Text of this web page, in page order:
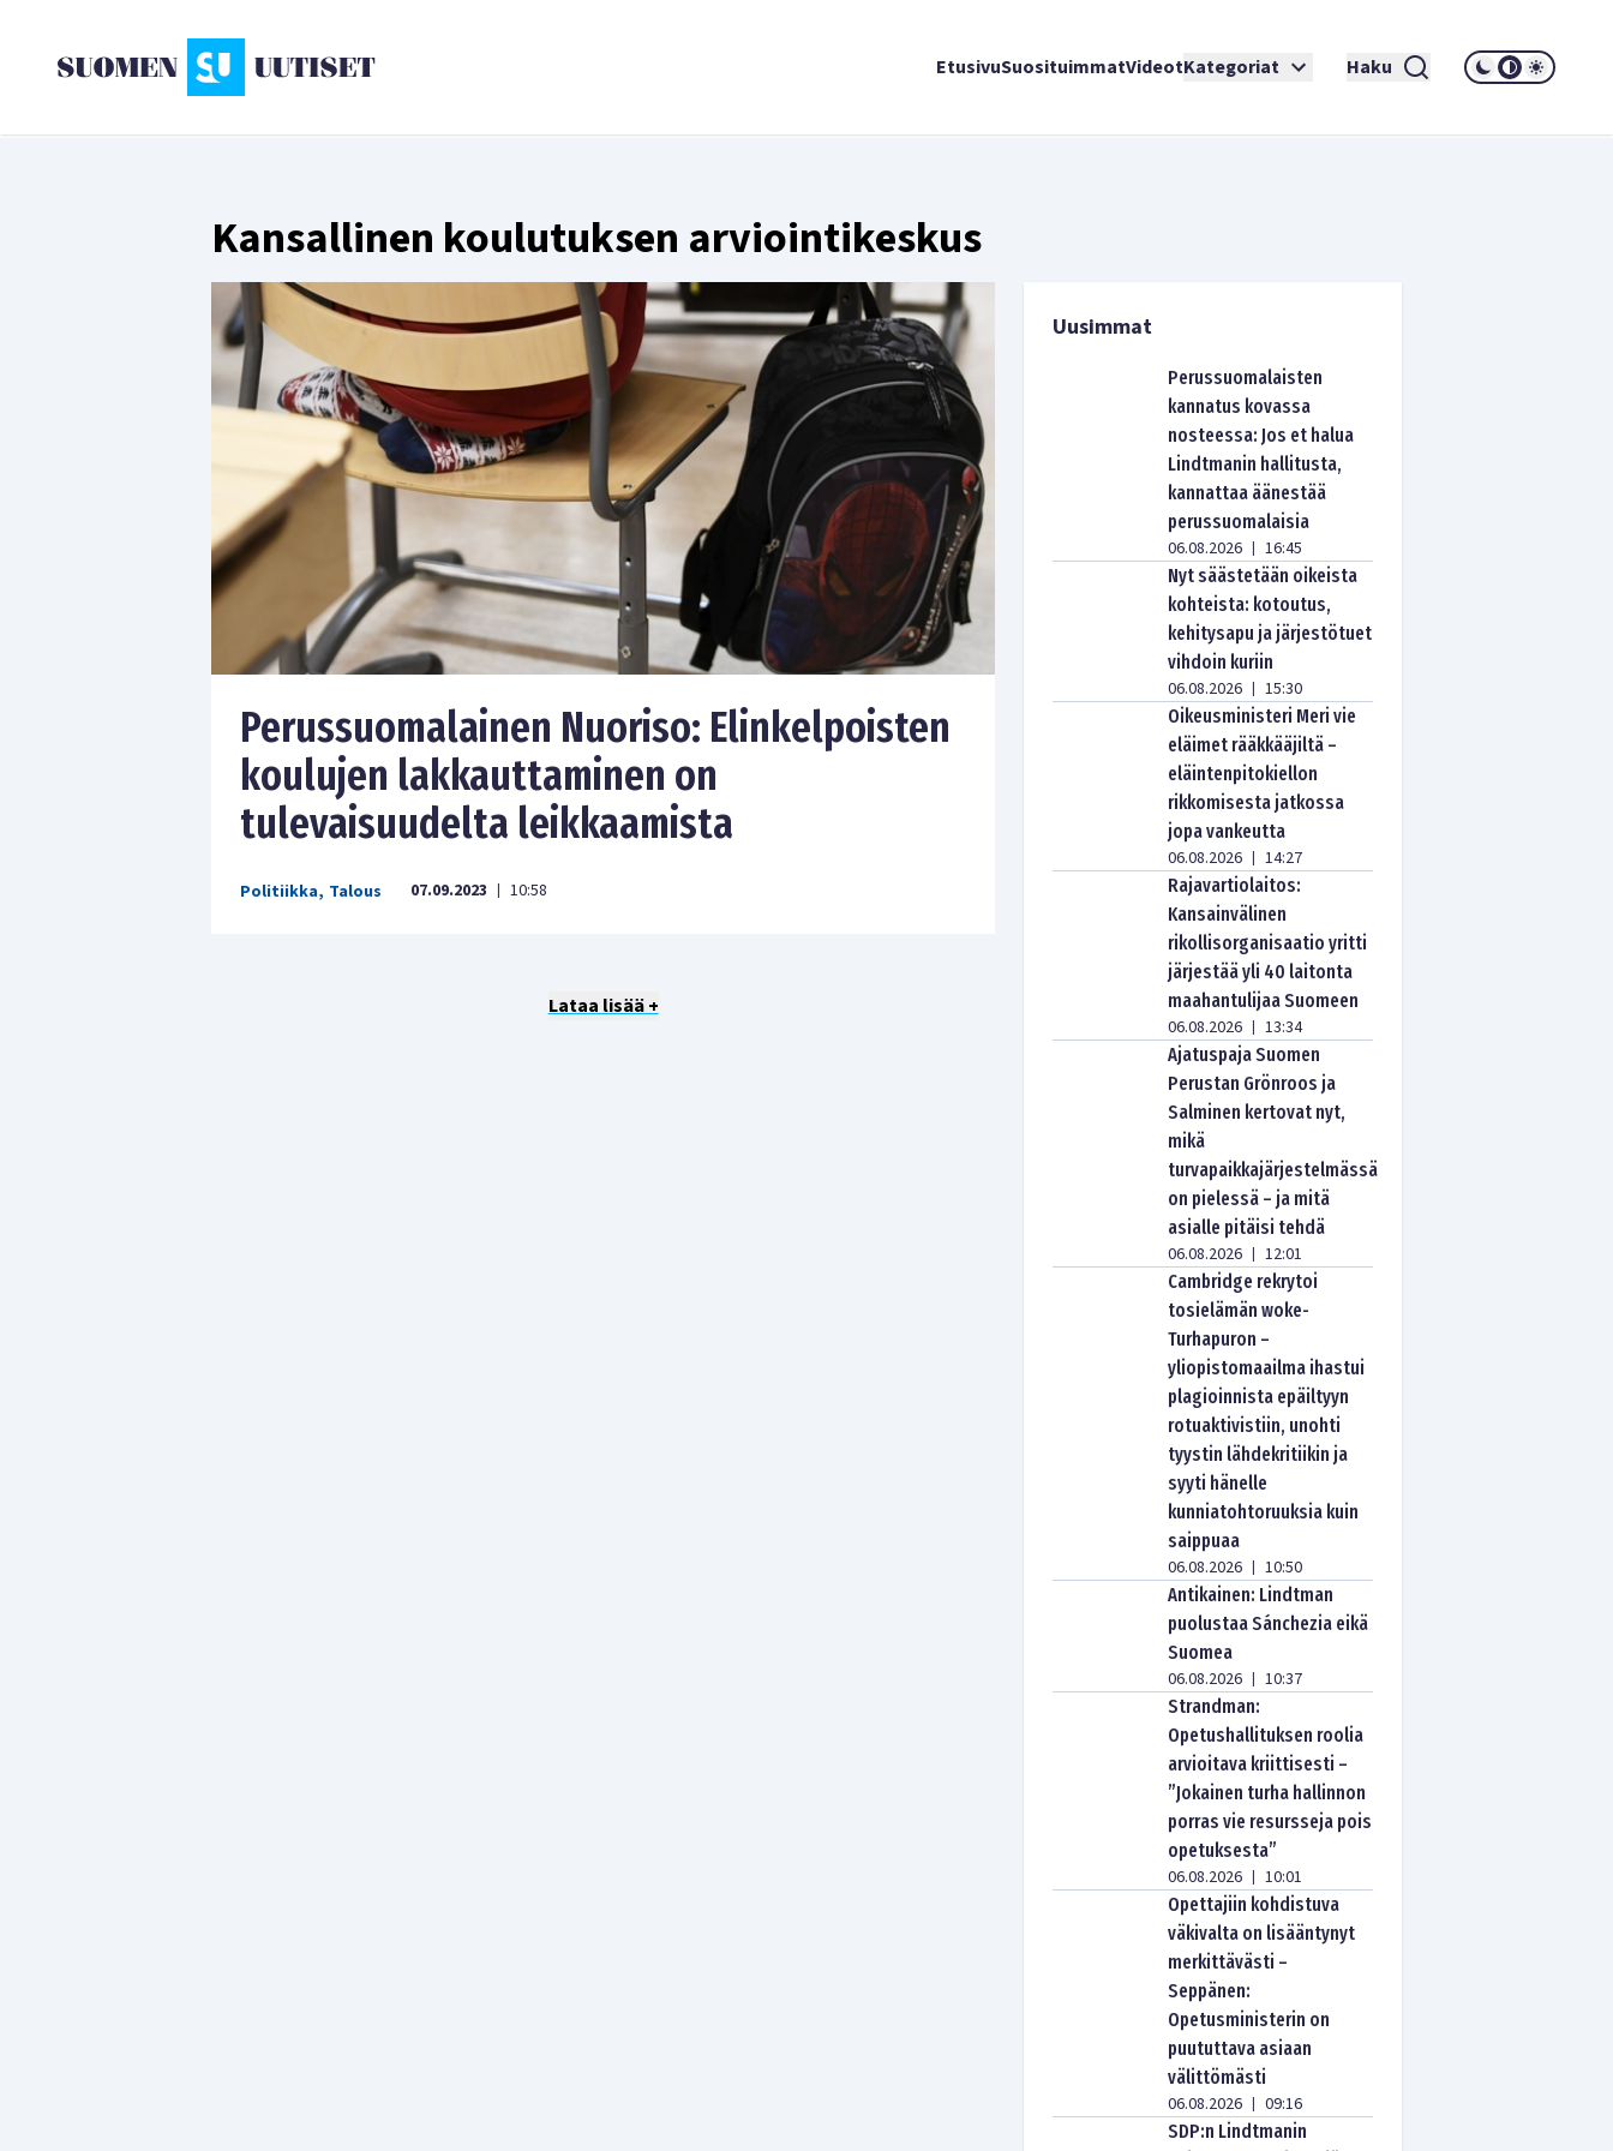
EtusivuSuosituimmatVideotKategoriat Haku
Kansallinen koulutuksen arviointikeskus
Perussuomalainen Nuoriso: Elinkelpoisten
koulujen lakkauttaminen on
tulevaisuudelta leikkaamista
Politiikka, Talous 07.09.2023 | 10:58
Lataa lisää +
Uusimmat
Perussuomalaisten
kannatus kovassa
nosteessa: Jos et halua
Lindtmanin hallitusta,
kannattaa äänestää
perussuomalaisia
06.08.2026 | 16:45
Nyt säästetään oikeista
kohteista: kotoutus,
kehitysapu ja järjestötuet
vihdoin kuriin
06.08.2026 | 15:30
Oikeusministeri Meri vie
eläimet rääkkääjiltä –
eläintenpitokiellon
rikkomisesta jatkossa
jopa vankeutta
06.08.2026 | 14:27
Rajavartiolaitos:
Kansainvälinen
rikollisorganisaatio yritti
järjestää yli 40 laitonta
maahantulijaa Suomeen
06.08.2026 | 13:34
Ajatuspaja Suomen
Perustan Grönroos ja
Salminen kertovat nyt,
mikä
turvapaikkajärjestelmässä
on pielessä – ja mitä
asialle pitäisi tehdä
06.08.2026 | 12:01
Cambridge rekrytoi
tosielämän woke-
Turhapuron –
yliopistomaailma ihastui
plagioinnista epäiltyyn
rotuaktivistiin, unohti
tyystin lähdekritiikin ja
syyti hänelle
kunniatohtoruuksia kuin
saippuaa
06.08.2026 | 10:50
Antikainen: Lindtman
puolustaa Sánchezia eikä
Suomea
06.08.2026 | 10:37
Strandman:
Opetushallituksen roolia
arvioitava kriittisesti –
”Jokainen turha hallinnon
porras vie resursseja pois
opetuksesta”
06.08.2026 | 10:01
Opettajiin kohdistuva
väkivalta on lisääntynyt
merkittävästi –
Seppänen:
Opetusministerin on
puututtava asiaan
välittömästi
06.08.2026 | 09:16
SDP:n Lindtmanin